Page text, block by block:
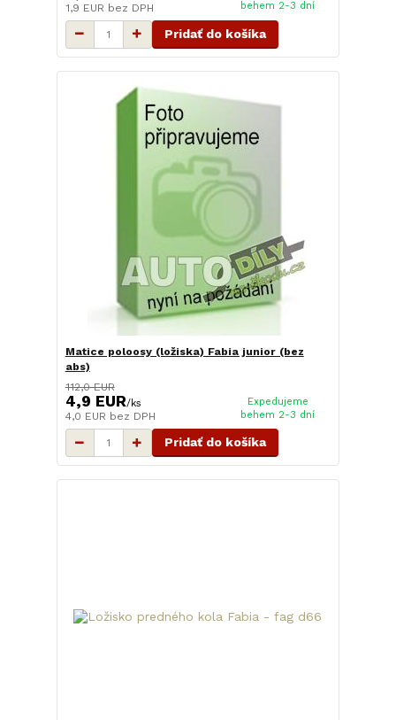
1,9 EUR bez DPH
behem 2-3 dní
Pridať do košíka
Matice poloosy (ložiska) Fabia junior (bez
abs)
112,0 EUR
4,9 EUR/ks
4,0 EUR bez DPH
Expedujeme
behem 2-3 dní
Pridať do košíka